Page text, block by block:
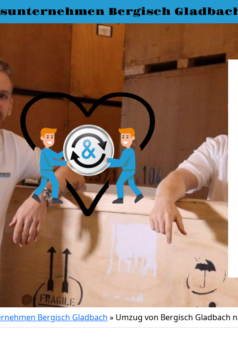
Bergisch
Bergisch Gladbach » Umzug von Bergisch Gladbach